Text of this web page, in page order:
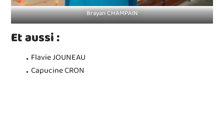
Brayan CHAMPAIN
Et aussi :
Flavie JOUNEAU
Capucine CRON